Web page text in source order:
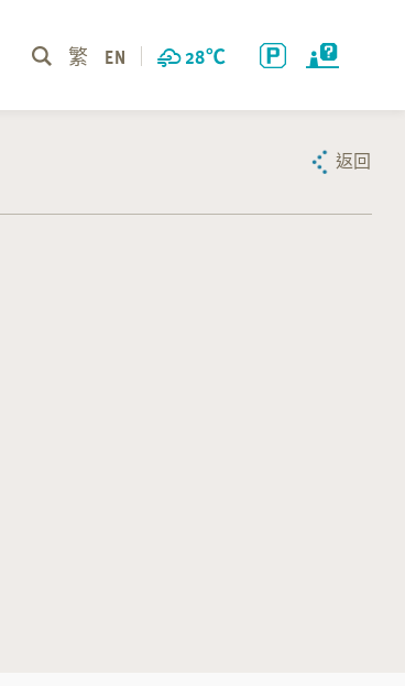
28℃
繁 EN
返回